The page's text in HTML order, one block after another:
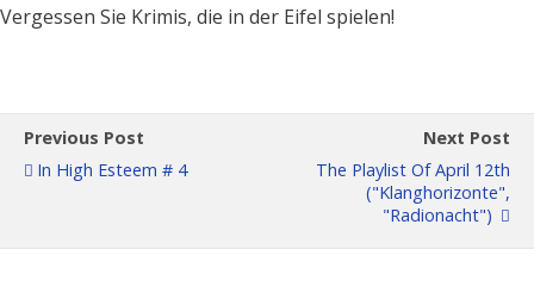
Vergessen Sie Krimis, die in der Eifel spielen!
Previous Post
In High Esteem # 4
Next Post
The Playlist Of April 12th
("Klanghorizonte",
"Radionacht")